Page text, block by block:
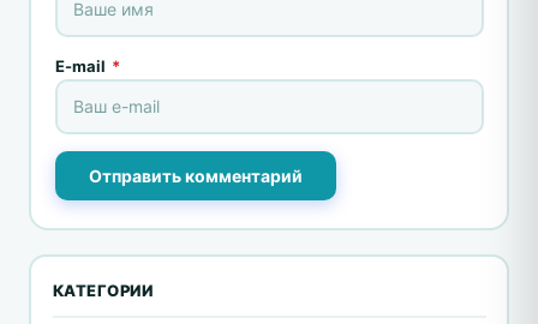
E-mail *
Отправить комментарий
КАТЕГОРИИ